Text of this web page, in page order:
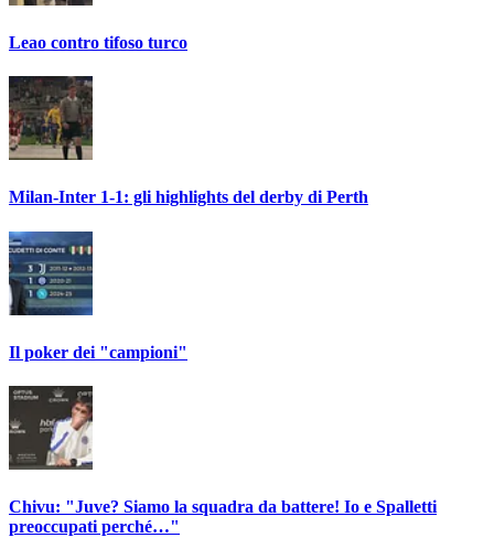
Leao contro tifoso turco
Milan-Inter 1-1: gli highlights del derby di Perth
Il poker dei "campioni"
Chivu: "Juve? Siamo la squadra da battere! Io e Spalletti
preoccupati perché…"